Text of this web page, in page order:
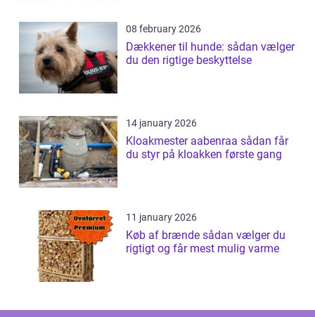
08 february 2026
Dækkener til hunde: sådan vælger
du den rigtige beskyttelse
14 january 2026
Kloakmester aabenraa sådan får
du styr på kloakken første gang
11 january 2026
Køb af brænde sådan vælger du
rigtigt og får mest mulig varme